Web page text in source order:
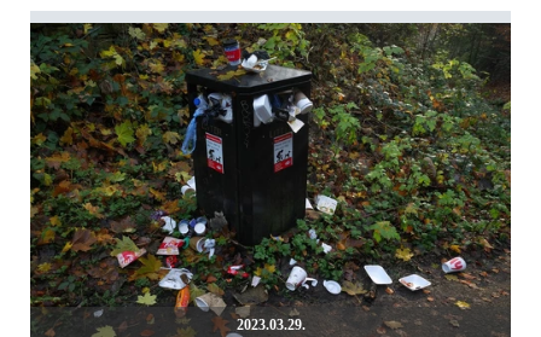
2023.03.29.